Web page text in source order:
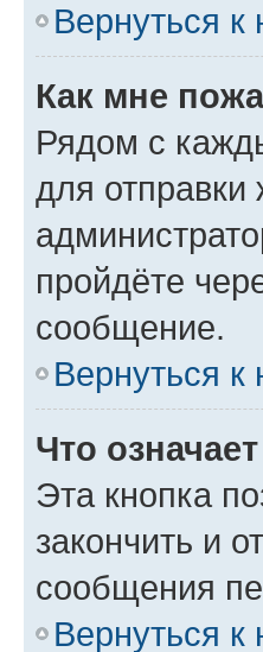
Вернуться к
Как мне
Рядом с
для
пройдёте
сообщение.
Вернуться к
Что
Эта кнопка
закончить и
сообщения
Вернуться к